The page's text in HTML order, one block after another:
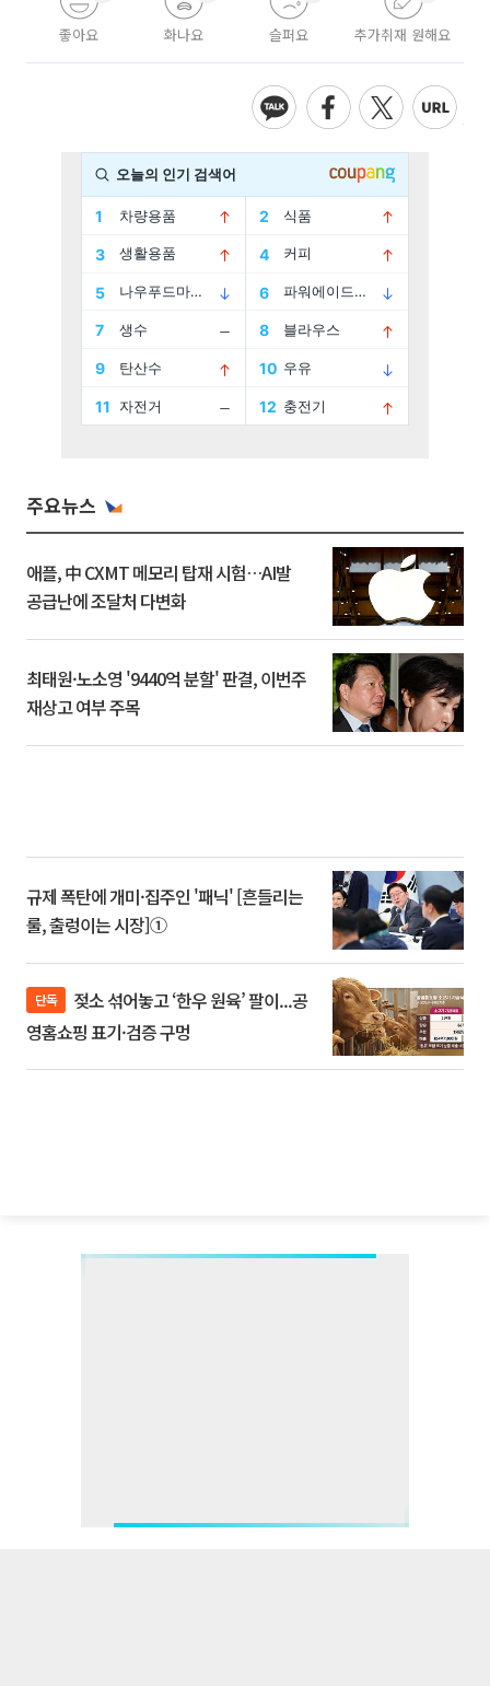
좋아요 화나요 슬퍼요 추가취재 원해요
주요뉴스
애플, 中 CXMT 메모리 탑재 시험…AI발
공급난에 조달처 다변화
최태원·노소영 '9440억 분할' 판결, 이번주
재상고 여부 주목
규제 폭탄에 개미·집주인 '패닉' [흔들리는
룰, 출렁이는 시장]①
단독
영홈쇼핑 표기·검증 구멍